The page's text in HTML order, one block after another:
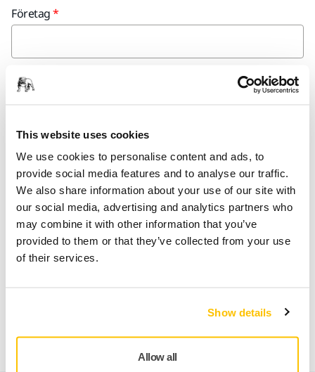
This website uses cookies
We use cookies to personalise content and ads, to
provide social media features and to analyse our traffic.
We also share information about your use of our site with
our social media, advertising and analytics partners who
may combine it with other information that you’ve
provided to them or that they’ve collected from your use
of their services.
Show details
Allow all
Företag
Affärsområde
Ja, jag har läst och godkänner Mirkas
sekretesspolicy.
Ja, jag vill ha nyhetsbrev och exklusiva erbjudanden
från Mirka. Jag kan avregistrera mig när som helst.
Skicka